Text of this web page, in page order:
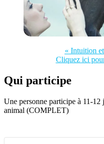
« Intuition
Cliquez ici
Qui participe
Une personne participe à 11-
animal (COMPLET)